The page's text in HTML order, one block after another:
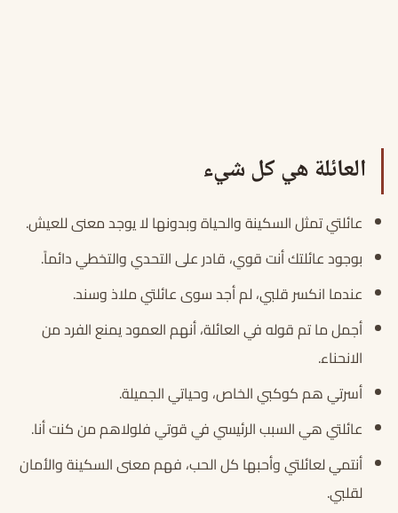
العائلة هي كل شيء
عائلتي تمثل السكينة والحياة وبدونها لا يوجد معنى للعيش.
بوجود عائلتك أنت قوي، قادر على التحدي والتخطي دائماً.
عندما انكسر قلبي، لم أجد سوى عائلتي ملاذ وسند.
أجمل ما تم قوله في العائلة، أنهم العمود يمنع الفرد من
الانحناء.
أسرتي هم كوكبي الخاص، وحياتي الجميلة.
عائلتي هي السبب الرئيسي في قوتي فلولاهم من كنت أنا.
أنتمي لعائلتي وأحبها كل الحب، فهم معنى السكينة والأمان
لقلبي.